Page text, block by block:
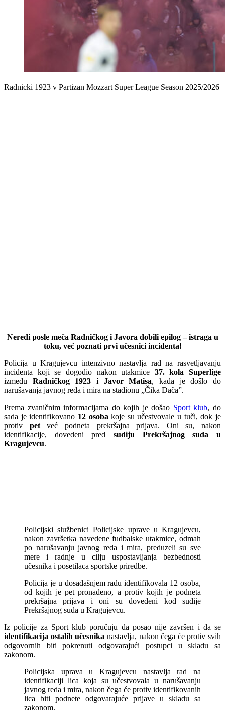
Radnicki 1923 v Partizan Mozzart Super League Season 2025/2026
Neredi posle meča Radničkog i Javora dobili epilog – istraga u
toku, već poznati prvi učesnici incidenta!
Policija u Kragujevcu intenzivno nastavlja rad na rasvetljavanju
incidenta koji se dogodio nakon utakmice 37. kola Superlige
između Radničkog 1923 i Javor Matisa, kada je došlo do
narušavanja javnog reda i mira na stadionu „Čika Dača”.
Prema zvaničnim informacijama do kojih je došao Sport klub, do
sada je identifikovano 12 osoba koje su učestvovale u tuči, dok je
protiv petveć podneta prekršajna prijava. Oni su, nakon
identifikacije, dovedeni pred sudiju Prekršajnog suda u
Kragujevcu.
Policijski službenici Policijske uprave u Kragujevcu,
nakon završetka navedene fudbalske utakmice, odmah
po narušavanju javnog reda i mira, preduzeli su sve
mere i radnje u cilju uspostavljanja bezbednosti
učesnika i posetilaca sportske priredbe.
Policija je u dosadašnjem radu identifikovala 12 osoba,
od kojih je pet pronađeno, a protiv kojih je podneta
prekršajna prijava i oni su dovedeni kod sudije
Prekršajnog suda u Kragujevcu.
Iz policije za Sport klub poručuju da posao nije završen i da se
identifikacija ostalih učesnika nastavlja, nakon čega će protiv svih
odgovornih biti pokrenuti odgovarajući postupci u skladu sa
zakonom.
Policijska uprava u Kragujevcu nastavlja rad na
identifikaciji lica koja su učestvovala u narušavanju
javnog reda i mira, nakon čega će protiv identifikovanih
lica biti podnete odgovarajuće prijave u skladu sa
zakonom.